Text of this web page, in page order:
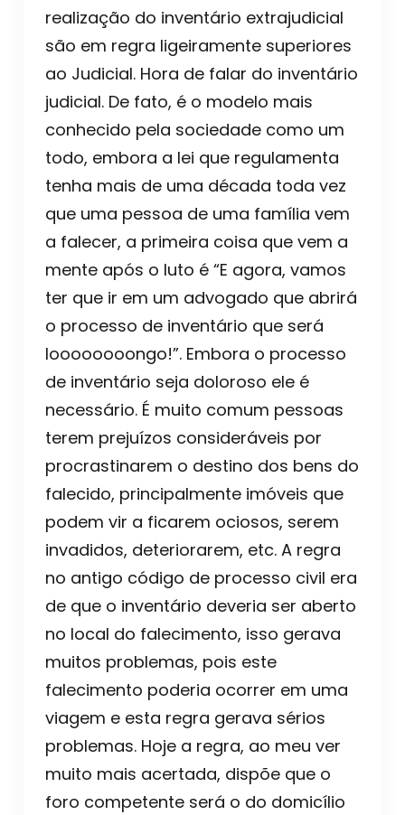
realização do inventário extrajudicial
são em regra ligeiramente superiores
ao Judicial. Hora de falar do inventário
judicial. De fato, é o modelo mais
conhecido pela sociedade como um
todo, embora a lei que regulamenta
tenha mais de uma década toda vez
que uma pessoa de uma família vem
a falecer, a primeira coisa que vem a
mente após o luto é “E agora, vamos
ter que ir em um advogado que abrirá
o processo de inventário que será
loooooooongo!”. Embora o processo
de inventário seja doloroso ele é
necessário. É muito comum pessoas
terem prejuízos consideráveis por
procrastinarem o destino dos bens do
falecido, principalmente imóveis que
podem vir a ficarem ociosos, serem
invadidos, deteriorarem, etc. A regra
no antigo código de processo civil era
de que o inventário deveria ser aberto
no local do falecimento, isso gerava
muitos problemas, pois este
falecimento poderia ocorrer em uma
viagem e esta regra gerava sérios
problemas. Hoje a regra, ao meu ver
muito mais acertada, dispõe que o
foro competente será o do domicílio